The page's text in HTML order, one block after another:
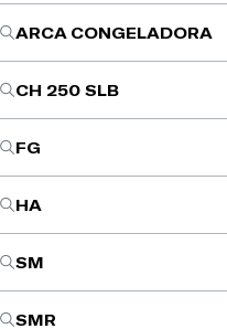
ARCA CONGELADORA
CH 250 SLB
FG
HA
SM
SMR